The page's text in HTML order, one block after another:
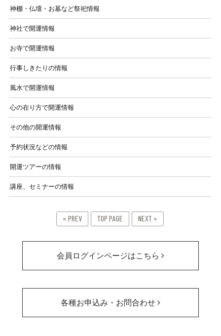
神棚・仏壇・お墓など祭祀情報
神社で開運情報
お寺で開運情報
行事しきたりの情報
風水で開運情報
心の在り方で開運情報
その他の開運情報
予約状況などの情報
開運ツアーの情報
講座、セミナーの情報
« PREV TOP PAGE NEXT »
会員ログインページはこちら
各種お申込み・お問合わせ